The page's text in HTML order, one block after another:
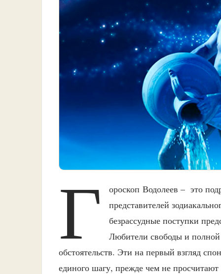
Г
ороскоп Водолеев – это
представителей
безрассудные поступки
Любители свободы и
обстоятельств. Эти на первый взгляд
единого шагу, прежде чем не просчитают